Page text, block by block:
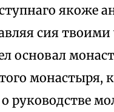
якоже
сия
основал
монастыря,
о руководстве